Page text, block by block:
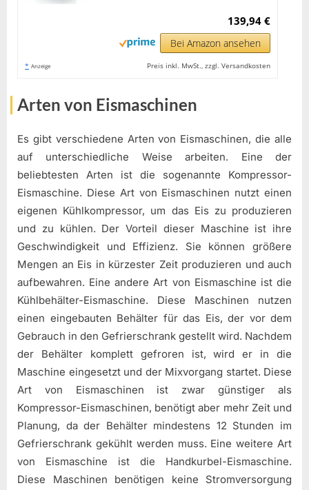
139,94 €
Bei Amazon ansehen
* Anzeige Preis inkl. MwSt., zzgl. Versandkosten
Arten von Eismaschinen
Es gibt verschiedene Arten von Eismaschinen, die alle
auf unterschiedliche Weise arbeiten. Eine der
beliebtesten Arten ist die sogenannte Kompressor-
Eismaschine. Diese Art von Eismaschinen nutzt einen
eigenen Kühlkompressor, um das Eis zu produzieren
und zu kühlen. Der Vorteil dieser Maschine ist ihre
Geschwindigkeit und Effizienz. Sie können größere
Mengen an Eis in kürzester Zeit produzieren und auch
aufbewahren. Eine andere Art von Eismaschine ist die
Kühlbehälter-Eismaschine. Diese Maschinen nutzen
einen eingebauten Behälter für das Eis, der vor dem
Gebrauch in den Gefrierschrank gestellt wird. Nachdem
der Behälter komplett gefroren ist, wird er in die
Maschine eingesetzt und der Mixvorgang startet. Diese
Art von Eismaschinen ist zwar günstiger als
Kompressor-Eismaschinen, benötigt aber mehr Zeit und
Planung, da der Behälter mindestens 12 Stunden im
Gefrierschrank gekühlt werden muss. Eine weitere Art
von Eismaschine ist die Handkurbel-Eismaschine.
Diese Maschinen benötigen keine Stromversorgung